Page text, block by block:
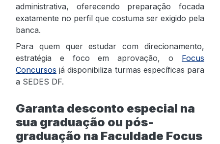
administrativa, oferecendo preparação focada
exatamente no perfil que costuma ser exigido pela
banca.
Para quem quer estudar com direcionamento,
estratégia e foco em aprovação, o Focus
Concursos já disponibiliza turmas específicas para
a SEDES DF.
Garanta desconto especial na
sua graduação ou pós-
graduação na Faculdade Focus